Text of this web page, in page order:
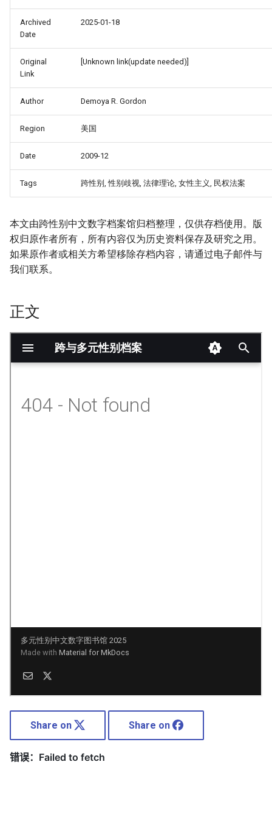
Archived
Date
2025-01-18
Original
Link
[Unknown link(update needed)]
Author Demoya R. Gordon
Region 美国
Date 2009-12
Tags 跨性别, 性别歧视, 法律理论, 女性主义, 民权法案
本文由跨性别中文数字档案馆归档整理，仅供存档使用。版
权归原作者所有，所有内容仅为历史资料保存及研究之用。
如果原作者或相关方希望移除存档内容，请通过电子邮件与
我们联系。
正文
Share on Share on